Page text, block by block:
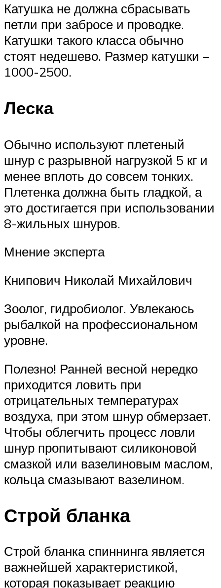
Катушка не должна сбрасывать
петли при забросе и проводке.
Катушки такого класса обычно
стоят недешево. Размер катушки –
1000-2500.
Леска
Обычно используют плетеный
шнур с разрывной нагрузкой 5 кг и
менее вплоть до совсем тонких.
Плетенка должна быть гладкой, а
это достигается при использовании
8-жильных шнуров.
Мнение эксперта
Книпович Николай Михайлович
Зоолог, гидробиолог. Увлекаюсь
рыбалкой на профессиональном
уровне.
Полезно! Ранней весной нередко
приходится ловить при
отрицательных температурах
воздуха, при этом шнур обмерзает.
Чтобы облегчить процесс ловли
шнур пропитывают силиконовой
смазкой или вазелиновым маслом,
кольца смазывают вазелином.
Строй бланка
Строй бланка спиннинга является
важнейшей характеристикой,
которая показывает реакцию